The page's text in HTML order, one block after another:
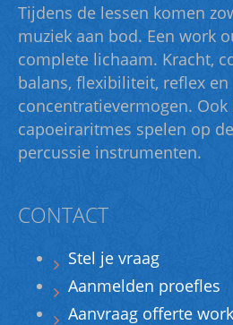
Tijdens de lessen komen
muziek aan bod. Een work
complete lichaam. Kracht,
balans, flexibiliteit, reflex en
concentratievermogen. Ook
capoeiraritmes spelen op
percussie instrumenten.
CONTACT
Stel je vraag
Aanmelden proefles
Aanvraag offerte